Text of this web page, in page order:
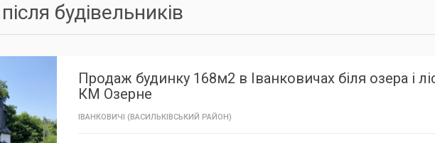
будівельників
Продаж будинку 168м2 в Іванковичах біля озера і
КМ Озерне
ІВАНКОВИЧІ (ВАСИЛЬКІВСЬКИЙ РАЙОН)